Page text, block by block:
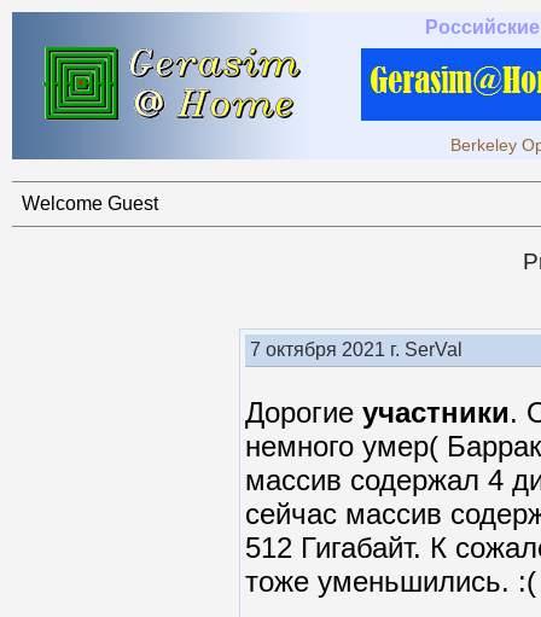
Berkeley
Welcome Guest
7 октября 2021 г. SerVal
Дорогие участники.
немного умер(
массив содержал 4
сейчас массив
512 Гигабайт. К
тоже уменьшились. :(